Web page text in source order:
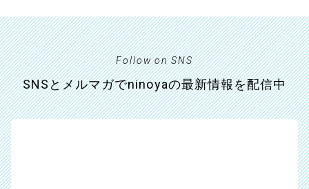
Follow on SNS
SNSとメルマガでninoyaの最新情報を配信中